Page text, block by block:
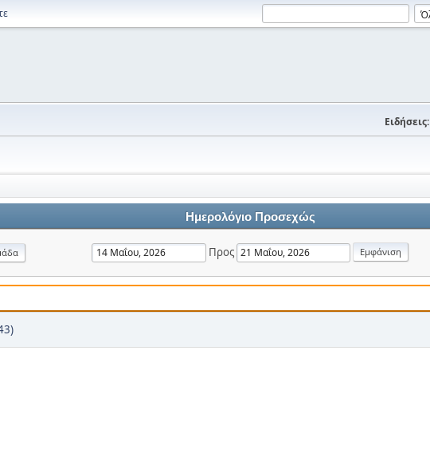
Ειδήσεις:
Ημερολόγιο Προσεχώς
Προς